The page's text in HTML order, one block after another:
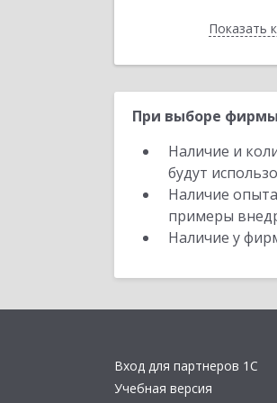
Показать
При выборе
Наличие и
будут
Наличие
примеры
Наличие у
Вход для партнеров 1С
Учебная версия